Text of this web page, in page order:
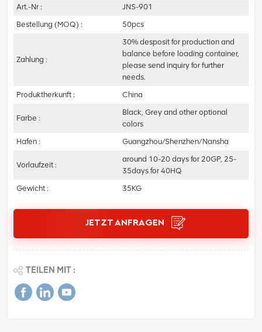
Art.-Nr :
JNS-901
Bestellung (MOQ) :
50pcs
Zahlung :
30% desposit for production and
balance before loading container,
please send inquiry for further
needs.
Produktherkunft :
China
Farbe :
Black, Grey and other optional
colors
Hafen :
Guangzhou/Shenzhen/Nansha
Vorlaufzeit :
around 10-20 days for 20GP, 25-
35days for 40HQ
Gewicht :
35KG
JETZT ANFRAGEN
TEILEN MIT :